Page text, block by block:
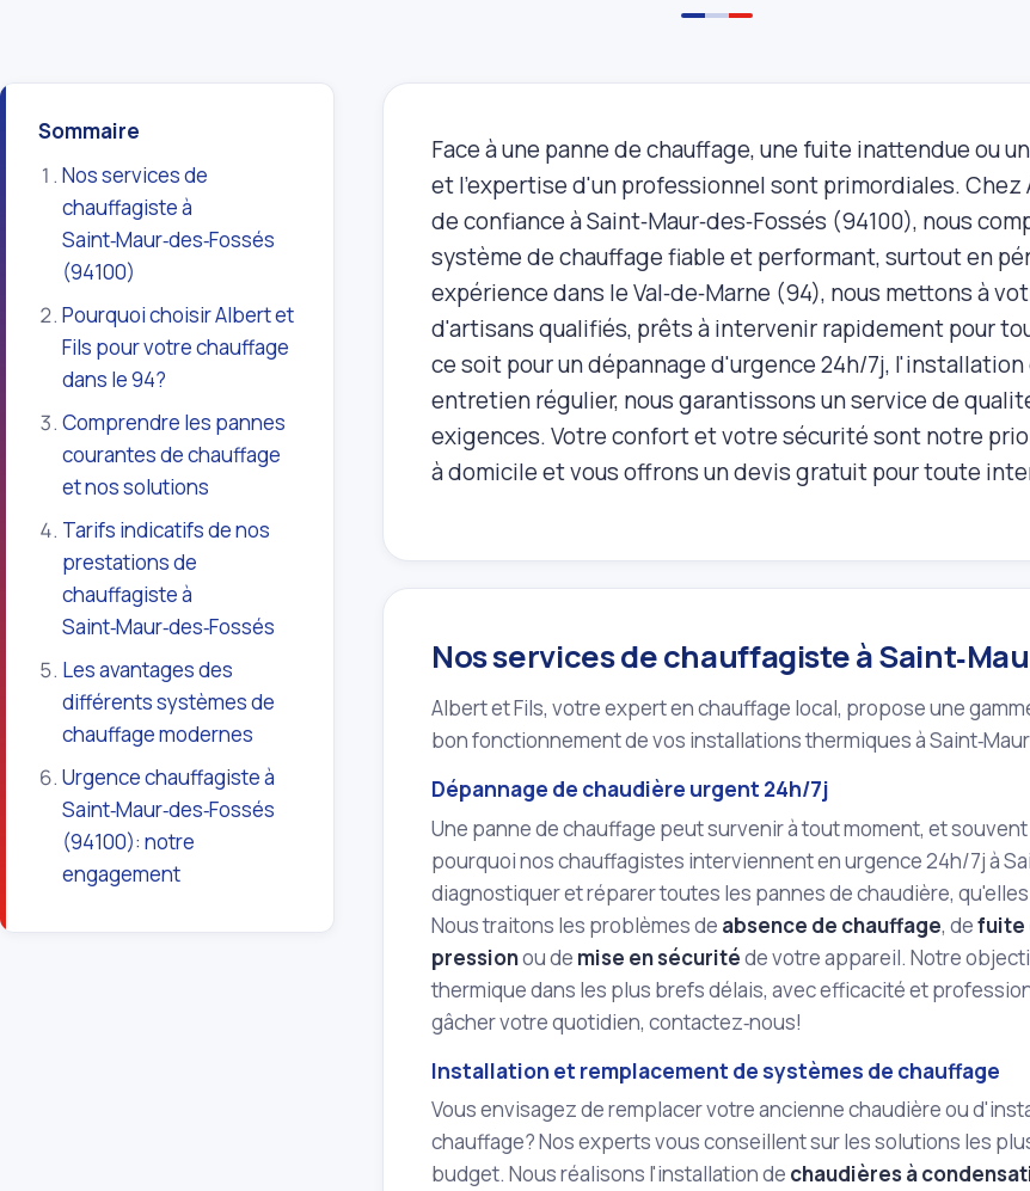
Sommaire
Nos services de
chauffagiste à
Saint‑Maur‑des‑Fossés
(94100)
Pourquoi choisir Albert et
Fils pour votre chauffage
dans le 94?
Comprendre les pannes
courantes de chauffage
et nos solutions
Tarifs indicatifs de nos
prestations de
chauffagiste à
Saint‑Maur‑des‑Fossés
Les avantages des
différents systèmes de
chauffage modernes
Urgence chauffagiste à
Saint‑Maur‑des‑Fossés
(94100): notre
engagement
Face à une panne de chauffage, une fuite inattendue ou
et l'expertise d'un professionnel sont primordiales.
de confiance à Saint‑Maur‑des‑Fossés (94100), nous
système de chauffage fiable et performant, surtout en
expérience dans le Val‑de‑Marne (94), nous mettons à
d'artisans qualifiés, prêts à intervenir rapidement pour
ce soit pour un dépannage d'urgence 24h/7j,
entretien régulier, nous garantissons un service de
exigences. Votre confort et votre sécurité sont notre
à domicile et vous offrons un devis gratuit pour toute
Nos services de chauffagiste à
Albert et Fils, votre expert en chauffage local, propose une
bon fonctionnement de vos installations thermiques à
Dépannage de chaudière urgent 24h/7j
Une panne de chauffage peut survenir à tout moment, et
pourquoi nos chauffagistes interviennent en urgence 24h/7j à
diagnostiquer et réparer toutes les pannes de chaudière,
Nous traitons les problèmes de absence de chauffage, defuite
pressionou de mise en sécuritéde votre appareil. Notre
thermique dans les plus brefs délais, avec efficacité et
gâcher votre quotidien, contactez‑nous!
Installation et remplacement de systèmes de chauffage
Vous envisagez de remplacer votre ancienne chaudière ou
chauffage? Nos experts vous conseillent sur les solutions les
budget. Nous réalisons l'installation de chaudières à